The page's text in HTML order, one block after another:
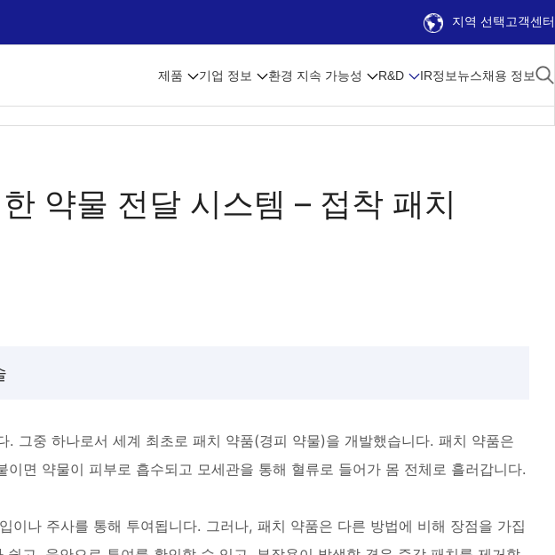
지역 선택고객센터
제품 기업 정보 환경 지속 가능성 R&D IR정보뉴스채용 정보
약물 전달 시스템 – 접착 패치
그중 하나로서 세계 최초로 패치 약품(경피 약물)을 개발했습니다. 패치 약품은
면 약물이 피부로 흡수되고 모세관을 통해 혈류로 들어가 몸 전체로 흘러갑니다.
이나 주사를 통해 투여됩니다. 그러나, 패치 약품은 다른 방법에 비해 장점을 가집